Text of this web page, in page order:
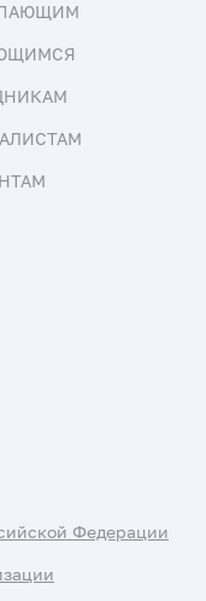
Федерации